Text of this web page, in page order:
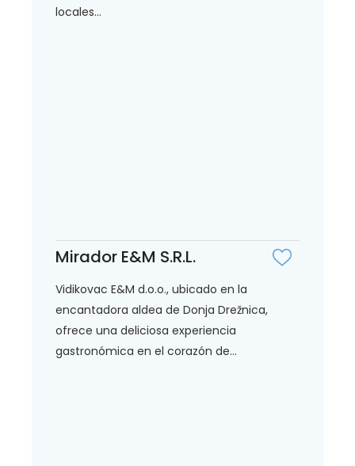
locales...
Mirador E&M S.R.L.
Vidikovac E&M d.o.o., ubicado en la
encantadora aldea de Donja Drežnica,
ofrece una deliciosa experiencia
gastronómica en el corazón de...